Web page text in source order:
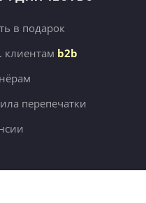
в подарок
клиентам b2b
перепечатки